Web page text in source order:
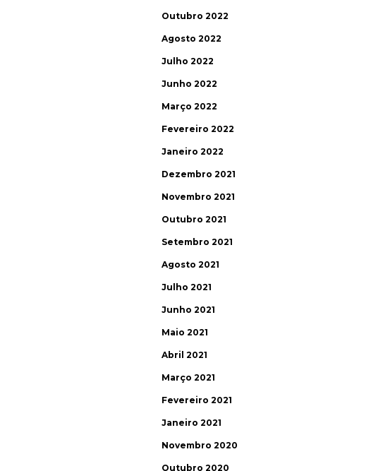
Outubro 2022
Agosto 2022
Julho 2022
Junho 2022
Março 2022
Fevereiro 2022
Janeiro 2022
Dezembro 2021
Novembro 2021
Outubro 2021
Setembro 2021
Agosto 2021
Julho 2021
Junho 2021
Maio 2021
Abril 2021
Março 2021
Fevereiro 2021
Janeiro 2021
Novembro 2020
Outubro 2020